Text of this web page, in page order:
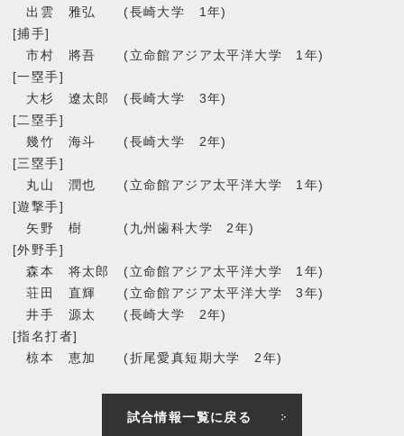
出雲 雅弘 (長崎大学 1年)
[捕手]
市村 將吾 (立命館アジア太平洋大学 1年)
[一塁手]
大杉 遼太郎 (長崎大学 3年)
[二塁手]
幾竹 海斗 (長崎大学 2年)
[三塁手]
丸山 潤也 (立命館アジア太平洋大学 1年)
[遊撃手]
矢野 樹 (九州歯科大学 2年)
[外野手]
森本 将太郎 (立命館アジア太平洋大学 1年)
荘田 直輝 (立命館アジア太平洋大学 3年)
井手 源太 (長崎大学 2年)
[指名打者]
椋本 恵加 (折尾愛真短期大学 2年)
試合情報一覧に戻る